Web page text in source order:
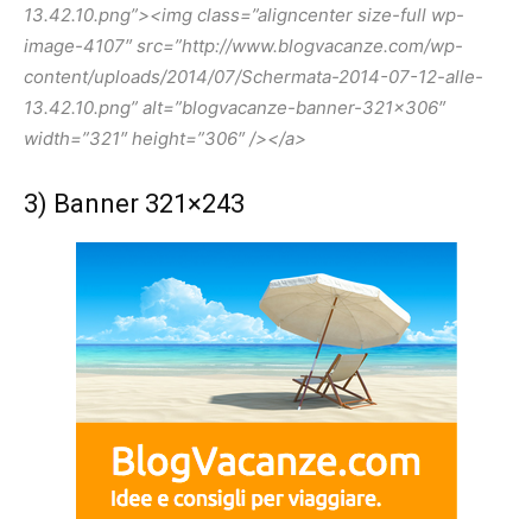
13.42.10.png”><img class=”aligncenter size-full wp-
image-4107″ src=”http://www.blogvacanze.com/wp-
content/uploads/2014/07/Schermata-2014-07-12-alle-
13.42.10.png” alt=”blogvacanze-banner-321×306″
width=”321″ height=”306″ /></a>
3) Banner 321×243